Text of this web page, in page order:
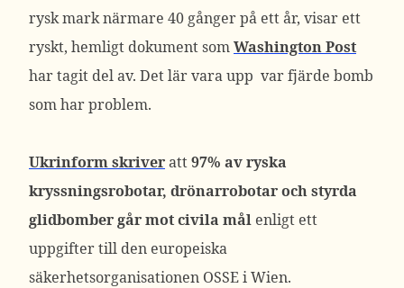
rysk mark närmare 40 gånger på ett år, visar ett
ryskt, hemligt dokument somWashington Post
har tagit del av. Det lär vara upp var fjärde bomb
som har problem.
Ukrinform skriveratt97% av ryska
kryssningsrobotar, drönarrobotar och styrda
glidbomber går mot civila mål enligt ett
uppgifter till den europeiska
säkerhetsorganisationen OSSE i Wien.